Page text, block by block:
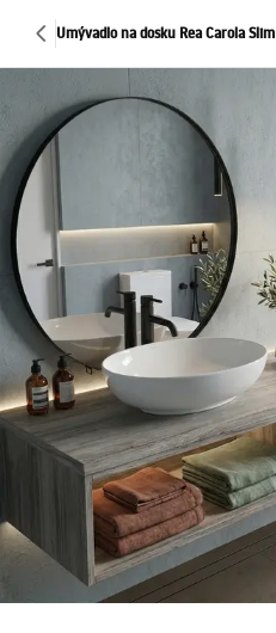
Umývadlo na dosku Rea Carola Slim